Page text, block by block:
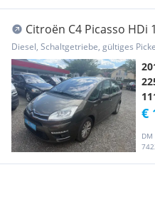
Citroën C4 Picasso HDi
Collection
Diesel, Schaltgetriebe, gültiges
€